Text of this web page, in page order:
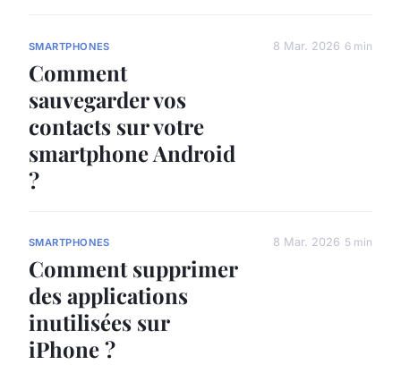
SMARTPHONES
Comment
sauvegarder vos
contacts sur votre
smartphone Android
?
8 Mar. 2026 6 min
SMARTPHONES
Comment supprimer
des applications
inutilisées sur
iPhone ?
8 Mar. 2026 5 min